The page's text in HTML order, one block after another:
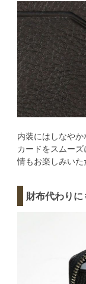
内装にはしなやか
カードをスムー
情もお楽しみいた
財布代わり